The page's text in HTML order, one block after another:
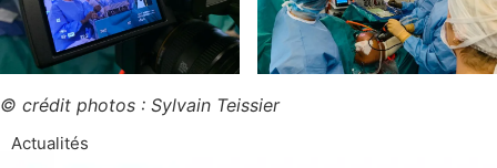
© crédit photos : Sylvain Teissier
Actualités